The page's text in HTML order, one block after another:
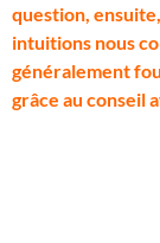
question,
intuitions nous
généralement
grâce au conseil